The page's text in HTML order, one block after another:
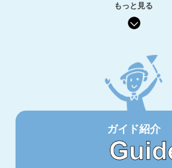
もっと見る
ガイド紹介